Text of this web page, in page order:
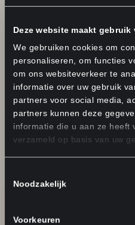
Deze website maakt gebruik
We gebruiken cookies om
personaliseren, om functies
om ons websiteverkeer te
informatie over uw gebruik
partners voor social media,
partners kunnen deze
informatie die u aan ze heeft
verzameld op basis van uw
Noodzakelijk
Voorkeuren